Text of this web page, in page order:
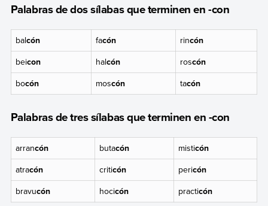
Palabras de dos sílabas que terminen en -con
balcón facón rincón
beicon halcón roscón
bocón moscón tacón
Palabras de tres sílabas que terminen en -con
arrancón butacón misticón
atracón criticón pericón
bravucón hocicón practicón